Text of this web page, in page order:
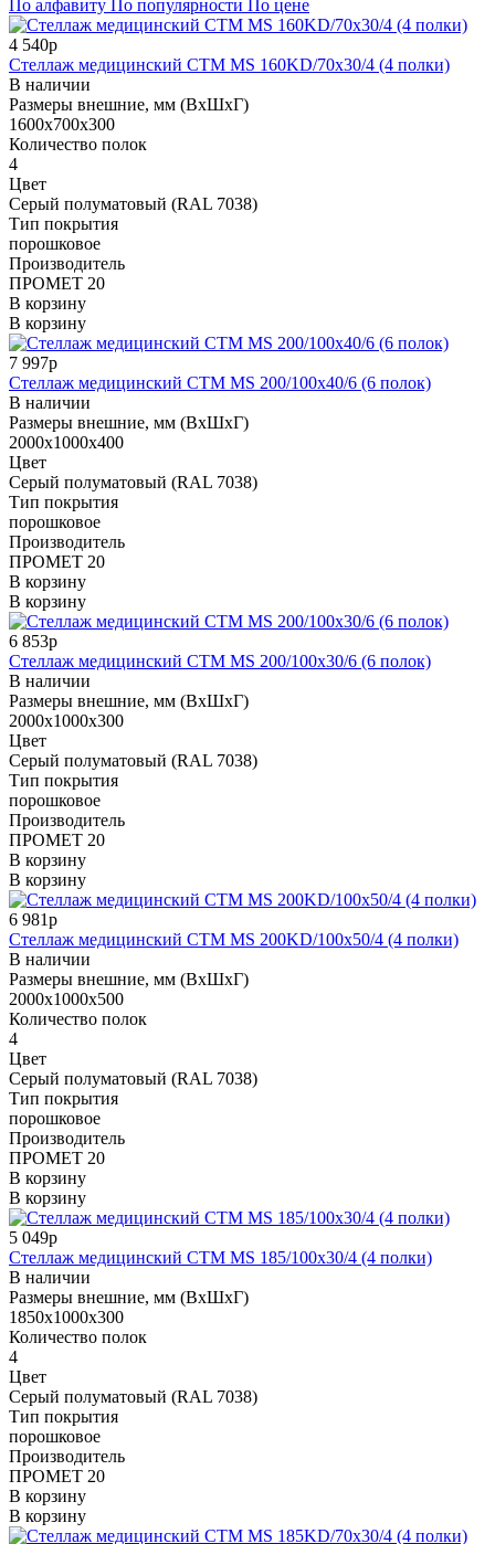
По алфавиту По популярности По цене
4 540р
Стеллаж медицинский СТМ MS 160KD/70х30/4 (4 полки)
В наличии
Размеры внешние, мм (ВхШхГ)
1600x700x300
Количество полок
4
Цвет
Cерый полуматовый (RAL 7038)
Тип покрытия
порошковое
Производитель
ПРОМЕТ 20
В корзину
В корзину
7 997р
Стеллаж медицинский СТМ MS 200/100х40/6 (6 полок)
В наличии
Размеры внешние, мм (ВхШхГ)
2000x1000x400
Цвет
Cерый полуматовый (RAL 7038)
Тип покрытия
порошковое
Производитель
ПРОМЕТ 20
В корзину
В корзину
6 853р
Стеллаж медицинский СТМ MS 200/100х30/6 (6 полок)
В наличии
Размеры внешние, мм (ВхШхГ)
2000x1000x300
Цвет
Cерый полуматовый (RAL 7038)
Тип покрытия
порошковое
Производитель
ПРОМЕТ 20
В корзину
В корзину
6 981р
Стеллаж медицинский СТМ MS 200KD/100х50/4 (4 полки)
В наличии
Размеры внешние, мм (ВхШхГ)
2000x1000x500
Количество полок
4
Цвет
Cерый полуматовый (RAL 7038)
Тип покрытия
порошковое
Производитель
ПРОМЕТ 20
В корзину
В корзину
5 049р
Стеллаж медицинский СТМ MS 185/100х30/4 (4 полки)
В наличии
Размеры внешние, мм (ВхШхГ)
1850x1000x300
Количество полок
4
Цвет
Cерый полуматовый (RAL 7038)
Тип покрытия
порошковое
Производитель
ПРОМЕТ 20
В корзину
В корзину